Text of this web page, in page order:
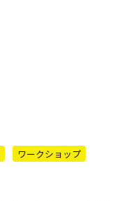
ワークショップ